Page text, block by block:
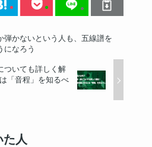
弾かないという人も、五線譜を
になろう
ついても詳しく解
「音程」を知るべ
人